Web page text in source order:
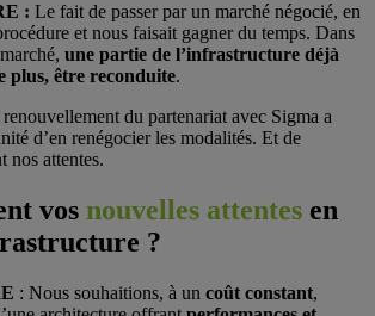
: Le fait de passer par un marché négocié, en
et nous faisait gagner du temps. Dans
une partie de l’infrastructure déjà
plus, être reconduite.
du partenariat avec Sigma a
d’en renégocier les modalités. Et de
nos attentes.
vos nouvelles attentes en
?
: Nous souhaitions, à un coût constant,